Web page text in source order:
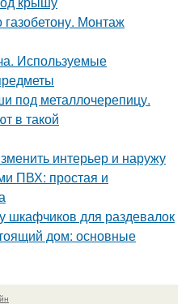
Монтаж
Используемые
под металлочерепицу.
в такой
интерьер и наружу
ПВХ: простая и
для раздевалок
дом: основные